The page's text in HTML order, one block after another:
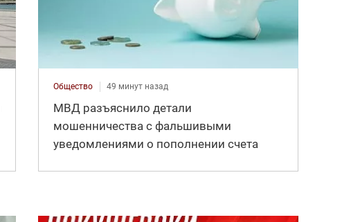
Общество 49 минут назад
МВД разъяснило детали
мошенничества с фальшивыми
уведомлениями о пополнении счета